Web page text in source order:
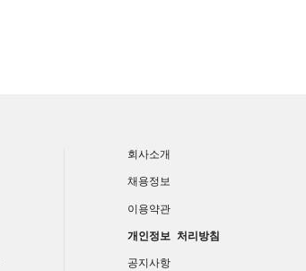
회사소개
채용정보
이용약관
개인정보 처리방침
공지사항